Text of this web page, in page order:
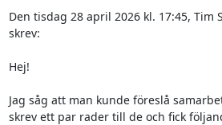
Den tisdag 28 april 2026 kl. 17:45,
skrev:
Hej!
Jag såg att man kunde föreslå
skrev ett par rader till de och fick